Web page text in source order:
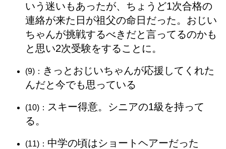
いう迷いもあったが、ちょうど1次合格の
連絡が来た日が祖父の命日だった。おじい
ちゃんが挑戦するべきだと言ってるのかも
と思い2次受験をすることに。
(9)： きっとおじいちゃんが応援してくれた
んだと今でも思っている
(10)： スキー得意。シニアの1級を持って
る。
(11)： 中学の頃はショートヘアーだった